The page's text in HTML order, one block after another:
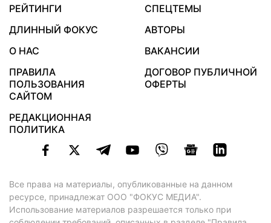
РЕЙТИНГИ
СПЕЦТЕМЫ
ДЛИННЫЙ ФОКУС
АВТОРЫ
О НАС
ВАКАНСИИ
ПРАВИЛА
ПОЛЬЗОВАНИЯ
САЙТОМ
ДОГОВОР ПУБЛИЧНОЙ
ОФЕРТЫ
РЕДАКЦИОННАЯ
ПОЛИТИКА
Все права на материалы, опубликованные на данном
ресурсе, принадлежат ООО "ФОКУС МЕДИА".
Использование материалов разрешается только при